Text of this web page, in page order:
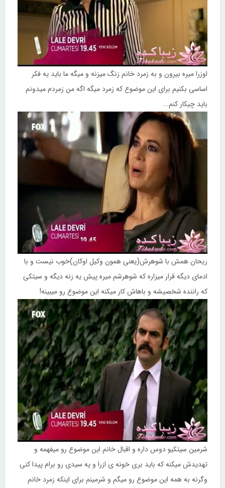
اوزرا میره بیرون و به زمرد خانم زنگ میزنه و میگه ما باید یه فکر
اساسی بکنیم برای این موضوع که زمرد میگه اگه من زمردم میدونم
باید چیکار کنم...
ریحان همش با شوهرش(یعنی همون وکیل اوکان)خوب نیست و با
ادمای دیگه قرار میزاره که شوهرشم میره پیش یه زنه دیگه و سیتکی
که راننده شخصیشه و باهاش کار میکنه این موضوع رو میبینه!
شرمین سیتکیو دوس داره و اقبال خانم این موضوع رو میفهمه و
تهدیدش میکنه که باید بری خونه ی ازرا و یه سیدی رو برام پیدا کنی
وگرنه به همه این موضوع رو میگم و شرمینم برای اینکه زمرد خانم